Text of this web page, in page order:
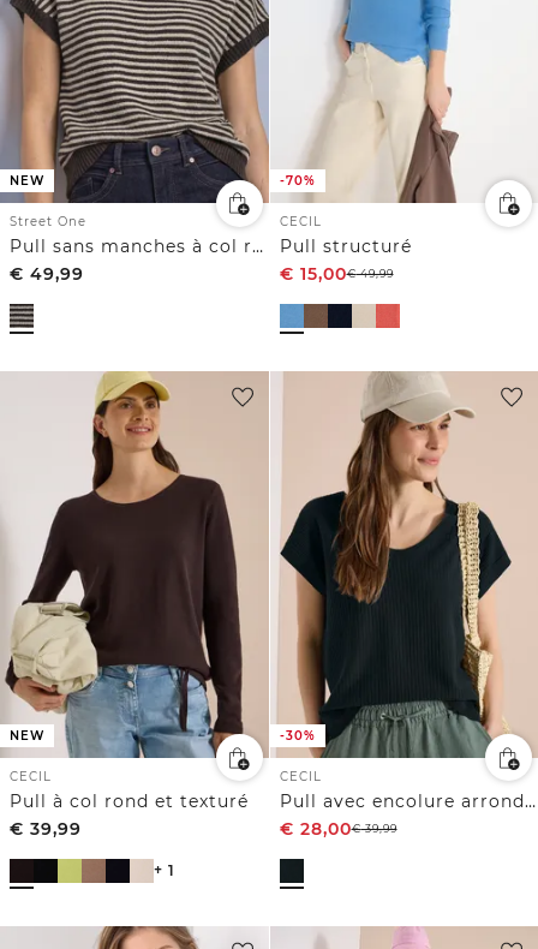
NEW
Street One
Pull sans manches à col rond
€ 49,99
-70%
CECIL
Pull structuré
€ 15,00€49,99
NEW
CECIL
Pull à col rond et texturé
€ 39,99
+ 1
-30%
CECIL
Pull avec encolure arrondie en V
€ 28,00€39,99